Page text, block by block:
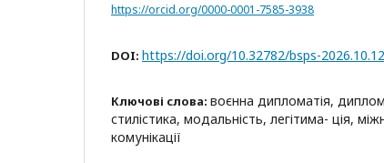
https://orcid.org/0000-0001-7585-3938
DOI: https://doi.org/10.32782/bsps-2026.10.12
Ключові слова: воєнна дипломатія,
стилістика, модальність, легітима- ція,
комунікації